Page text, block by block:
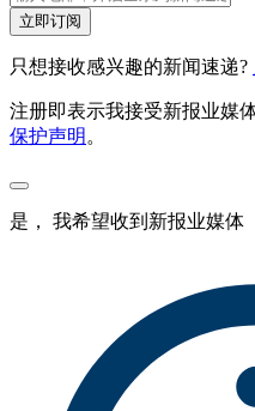
立即订阅
只想接收感兴趣的新闻速递?
注册即表示我接受新报业媒
保护声明 。
是， 我希望收到新报业媒体